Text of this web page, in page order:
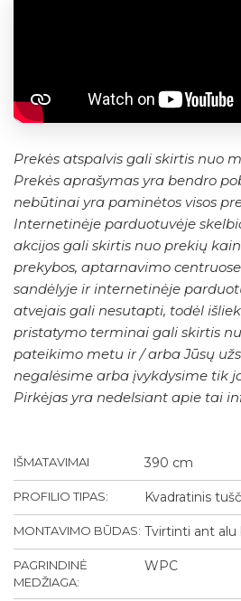
Prekės atspalvis gali skirtis nuo
Prekės aprašymas yra bendro
nebūtinai yra paminėtos visos
Internetinėje parduotuvėje
akcijos gali skirtis nuo prekių
prekybos, aptarnavimo
sandėlyje ir internetinėje
atvejais gali nesutapti, todėl
pristatymo terminai gali skirtis
pateikimo metu ir / arba Jūsų
negalėsime arba įvykdysime tik
Pirkėjas yra nedelsiant apie tai
IŠMATAVIMAI 390 cm
PROFILIO TIPAS: Kvadratinis
MONTAVIMO BŪDAS: Tvirtinti ant alu
PAGRINDINĖ
MEDŽIAGA:
WPC